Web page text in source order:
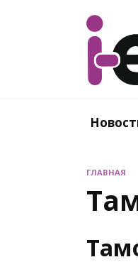
ГЛАВНАЯ